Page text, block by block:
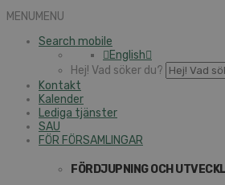
MENUMENU
Search mobile
English
Hej! Vad söker du?
Kontakt
Kalender
Lediga tjänster
SAU
FÖR FÖRSAMLINGAR
FÖRDJUPNING OCH